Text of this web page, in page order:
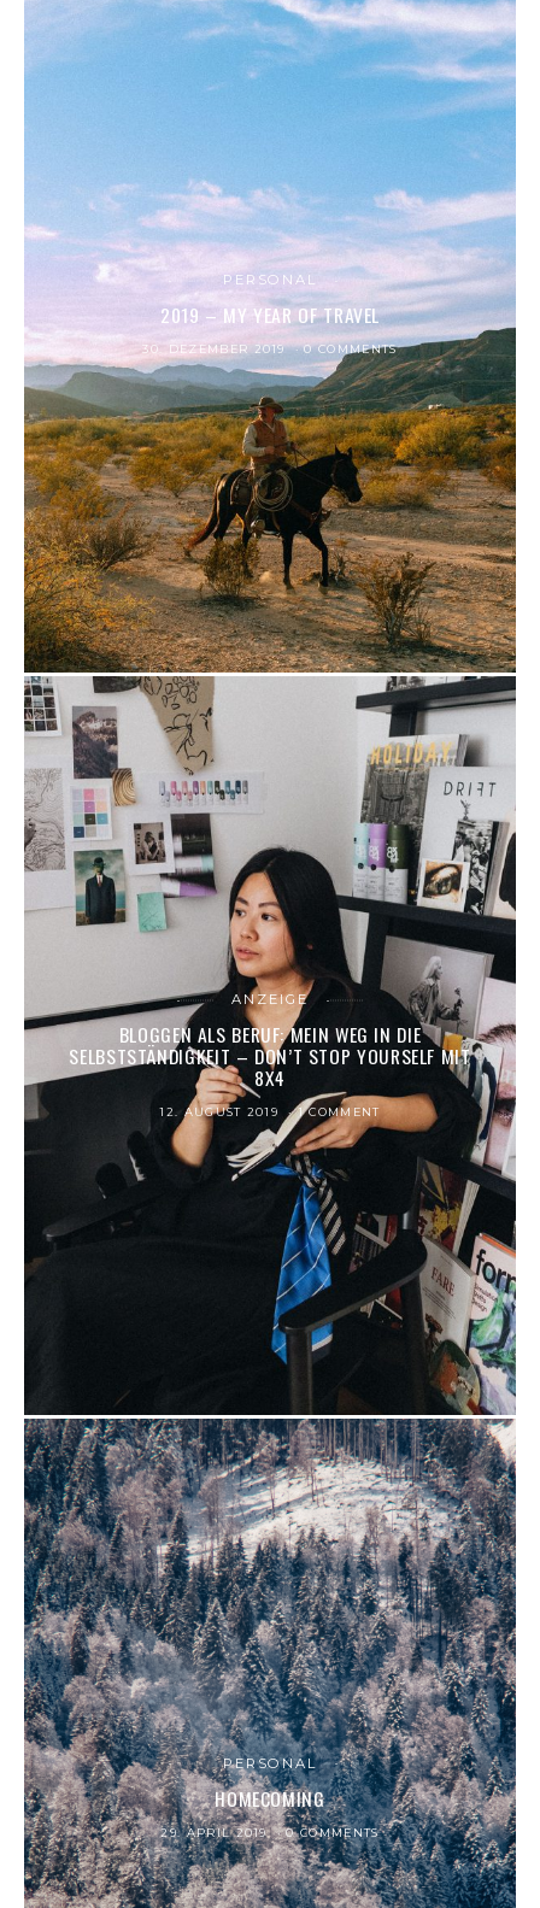
PERSONAL
2019 – MY YEAR OF TRAVEL
30. DEZEMBER 2019 0 COMMENTS
ANZEIGE
BLOGGEN ALS BERUF: MEIN WEG IN DIE
SELBSTSTÄNDIGKEIT – DON’T STOP YOURSELF MIT
8X4
12. AUGUST 2019 1 COMMENT
PERSONAL
HOMECOMING
29. APRIL 2019 0 COMMENTS